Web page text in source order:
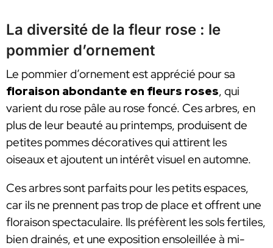
La diversité de la fleur rose : le
pommier d’ornement
Le pommier d’ornement est apprécié pour sa
floraison abondante en fleurs roses, qui
varient du rose pâle au rose foncé. Ces arbres, en
plus de leur beauté au printemps, produisent de
petites pommes décoratives qui attirent les
oiseaux et ajoutent un intérêt visuel en automne.
Ces arbres sont parfaits pour les petits espaces,
car ils ne prennent pas trop de place et offrent une
floraison spectaculaire. Ils préfèrent les sols fertiles,
bien drainés, et une exposition ensoleillée à mi-